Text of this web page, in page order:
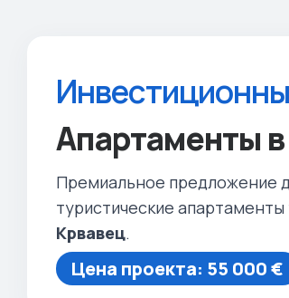
Апартаменты
Премиальное предложение
туристические
Крвавец.
Цена проекта: 55 000 €